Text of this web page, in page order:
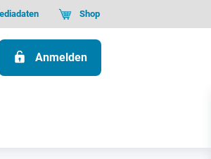
Shop
Anmelden